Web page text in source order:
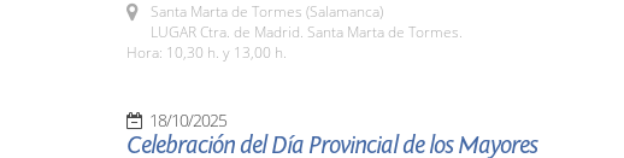
Santa Marta de Tormes (Salamanca)
LUGAR Ctra. de Madrid. Santa Marta de Tormes.
Hora: 10,30 h. y 13,00 h.
18/10/2025
Celebración del Día Provincial de los Mayores